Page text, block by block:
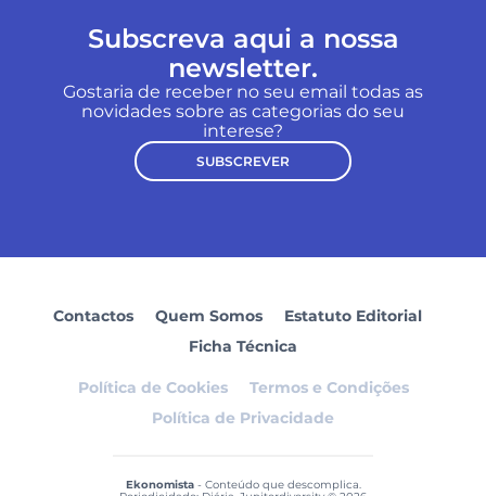
Subscreva aqui a nossa
newsletter.
Gostaria de receber no seu email todas as
novidades sobre as categorias do seu
interese?
SUBSCREVER
Contactos Quem Somos
Estatuto Editorial
Ficha Técnica
Política de Cookies
Termos e Condições
Política de Privacidade
Ekonomista- Conteúdo que descomplica.